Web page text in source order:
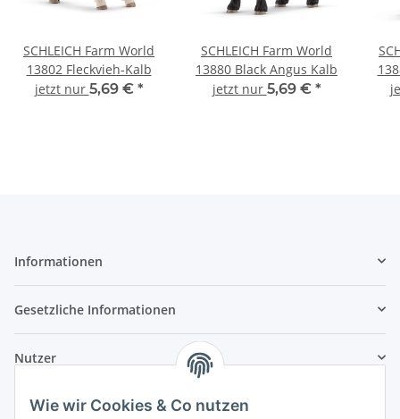
Wie wir Cookies & Co nutzen
SCHLEICH Farm World
13802 Fleckvieh-Kalb
jetzt nur 5,69 € *
SCHLEICH Farm World
13880 Black Angus Kalb
jetzt nur 5,69 € *
Informationen
Gesetzliche Informationen
Nutzer